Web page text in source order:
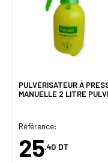
PULVÉRISATEUR À
MANUELLE 2 LITRE
Référence:
25,40 DT